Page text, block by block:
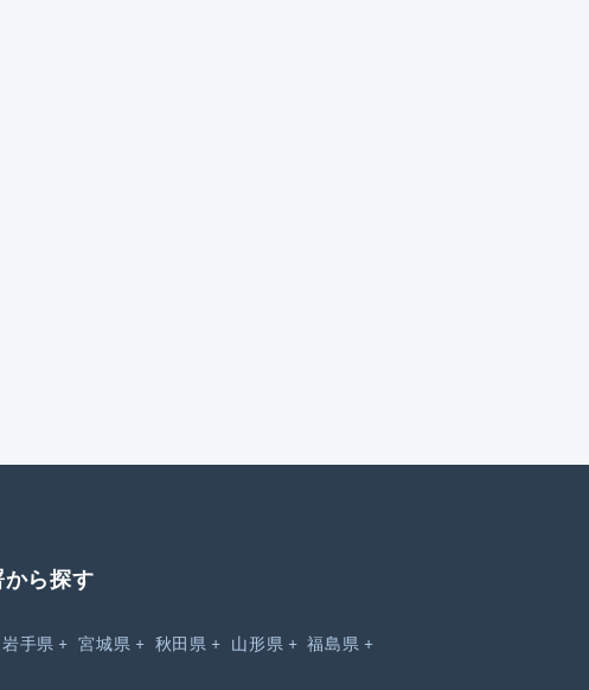
ら探す
岩手県 宮城県 秋田県 山形県 福島県